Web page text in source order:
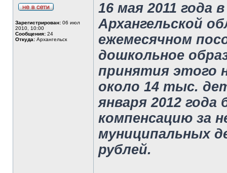
Зарегистрирован: 06 июл
2010, 10:00
Сообщения: 24
Откуда: Архангельск
16 мая 2011 года
Архангельской
ежемесячном
дошкольное
принятия этого
около 14 тыс.
января 2012
компенсацию за
муниципальных
рублей.